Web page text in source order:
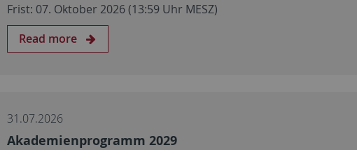
Frist: 07. Oktober 2026 (13:59 Uhr MESZ)
Read more
31.07.2026
Akademienprogramm 2029